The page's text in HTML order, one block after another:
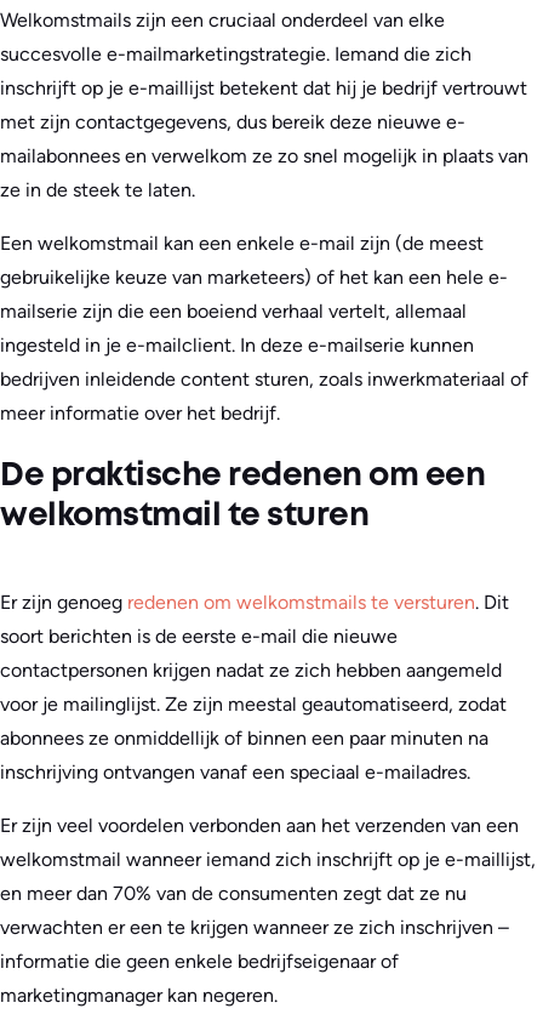
Welkomstmails zijn een cruciaal onderdeel van elke
succesvolle e-mailmarketingstrategie. Iemand die zich
inschrijft op je e-maillijst betekent dat hij je bedrijf vertrouwt
met zijn contactgegevens, dus bereik deze nieuwe e-
mailabonnees en verwelkom ze zo snel mogelijk in plaats van
ze in de steek te laten.
Een welkomstmail kan een enkele e-mail zijn (de meest
gebruikelijke keuze van marketeers) of het kan een hele e-
mailserie zijn die een boeiend verhaal vertelt, allemaal
ingesteld in je e-mailclient. In deze e-mailserie kunnen
bedrijven inleidende content sturen, zoals inwerkmateriaal of
meer informatie over het bedrijf.
De praktische redenen om een
welkomstmail te sturen
Er zijn genoeg redenen om welkomstmails te versturen. Dit
soort berichten is de eerste e-mail die nieuwe
contactpersonen krijgen nadat ze zich hebben aangemeld
voor je mailinglijst. Ze zijn meestal geautomatiseerd, zodat
abonnees ze onmiddellijk of binnen een paar minuten na
inschrijving ontvangen vanaf een speciaal e-mailadres.
Er zijn veel voordelen verbonden aan het verzenden van een
welkomstmail wanneer iemand zich inschrijft op je e-maillijst,
en meer dan 70% van de consumenten zegt dat ze nu
verwachten er een te krijgen wanneer ze zich inschrijven –
informatie die geen enkele bedrijfseigenaar of
marketingmanager kan negeren.